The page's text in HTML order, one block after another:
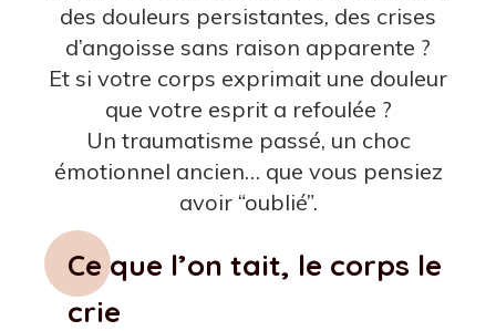
des douleurs persistantes, des crises
d’angoisse sans raison apparente ?
Et si votre corps exprimait une douleur
que votre esprit a refoulée ?
Un traumatisme passé, un choc
émotionnel ancien… que vous pensiez
avoir “oublié”.
Ce que l’on tait, le corps le
crie